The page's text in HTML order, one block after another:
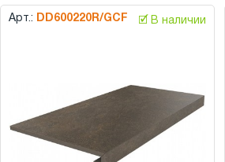
Арт.: DD600220R/GCF 🗹 В наличии